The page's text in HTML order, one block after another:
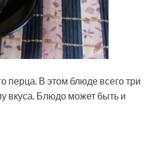
перца. В этом блюде всего три
вкуса. Блюдо может быть и